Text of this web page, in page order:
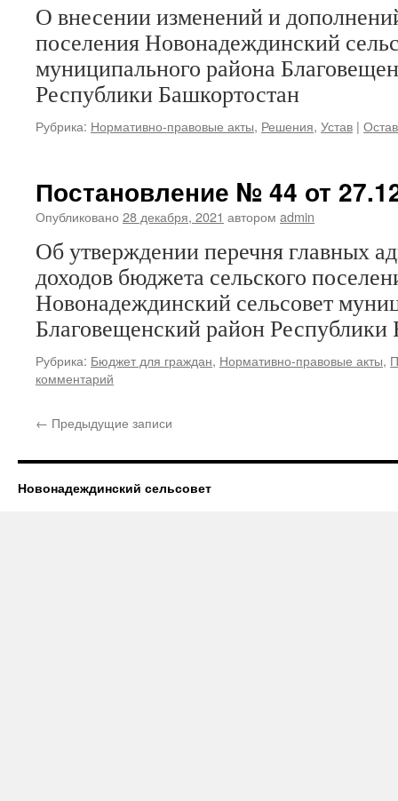
О внесении изменений и
поселения Новонадеждинский
муниципального района
Республики Башкортостан
Рубрика: Нормативно-правовые акты, Решения, Устав |
Постановление № 44 от
Опубликовано 28 декабря, 2021 автором admin
Об утверждении перечня главных
доходов бюджета сельского
Новонадеждинский сельсовет
Благовещенский район Республики
Рубрика: Бюджет для граждан, Нормативно-правовые акты,
комментарий
← Предыдущие записи
Новонадеждинский сельсовет